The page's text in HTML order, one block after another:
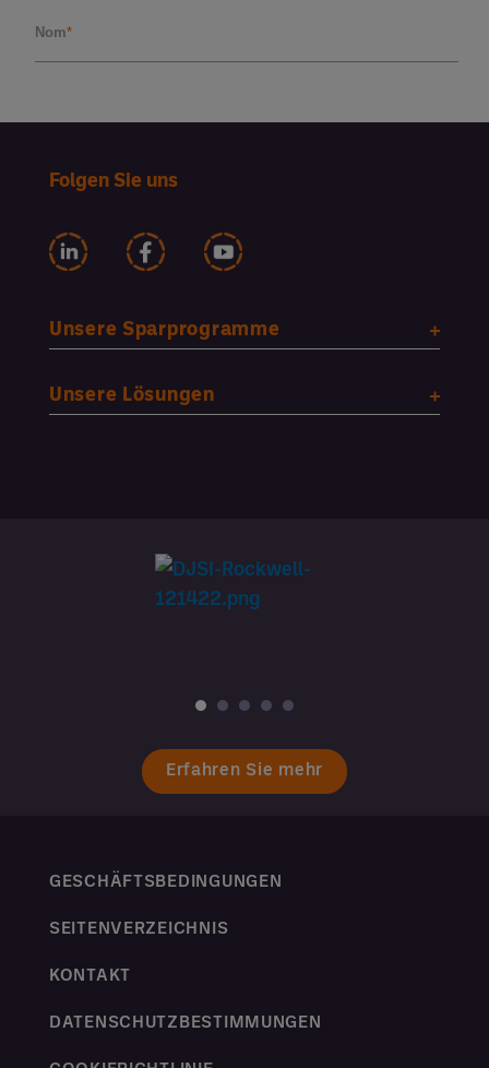
Folgen Sie uns
Unsere Sparprogramme
Unsere Lösungen
Erfahren Sie mehr
GESCHÄFTSBEDINGUNGEN
SEITENVERZEICHNIS
KONTAKT
DATENSCHUTZBESTIMMUNGEN